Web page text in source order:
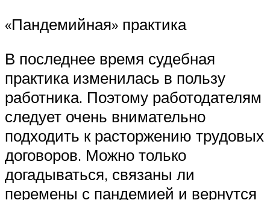
«Пандемийная» практика
В последнее время судебная
практика изменилась в пользу
работника. Поэтому работодателям
следует очень внимательно
подходить к расторжению трудовых
договоров. Можно только
догадываться, связаны ли
перемены с пандемией и вернутся